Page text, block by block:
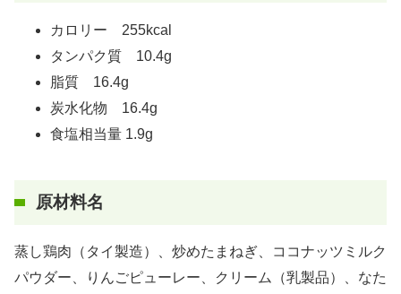
カロリー 255kcal
タンパク質 10.4g
脂質 16.4g
炭水化物 16.4g
食塩相当量 1.9g
原材料名
蒸し鶏肉（タイ製造）、炒めたまねぎ、ココナッツミルク
パウダー、りんごピューレー、クリーム（乳製品）、なた